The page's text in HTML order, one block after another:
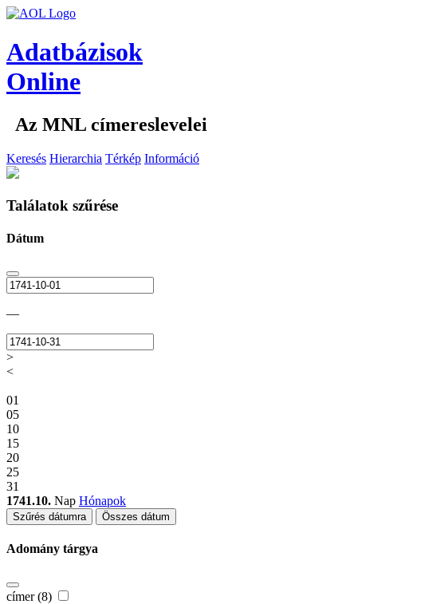
Adatbázisok
Online
Az MNL címereslevelei
Keresés Hierarchia Térkép Információ
Találatok szűrése
Dátum
—
>
<
01
05
10
15
20
25
31
1741.10. Nap Hónapok
Szűrés dátumra Összes dátum
Adomány tárgya
címer (8)